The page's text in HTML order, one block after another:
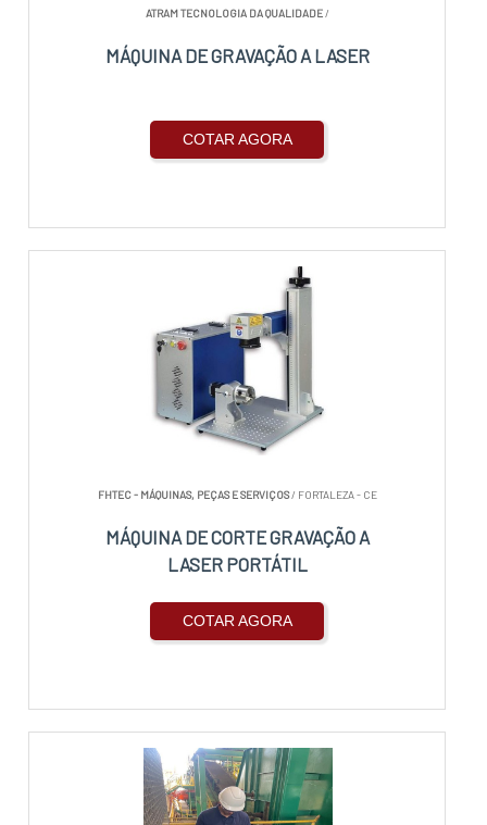
ATRAM TECNOLOGIA DA QUALIDADE/
MÁQUINA DE GRAVAÇÃO A LASER
COTAR AGORA
FHTEC - MÁQUINAS, PEÇAS E SERVIÇOS/ FORTALEZA - CE
MÁQUINA DE CORTE GRAVAÇÃO A
LASER PORTÁTIL
COTAR AGORA